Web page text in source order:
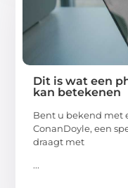
Dit is wat een
kan betekenen
Bent u bekend met
ConanDoyle, een
draagt met
...